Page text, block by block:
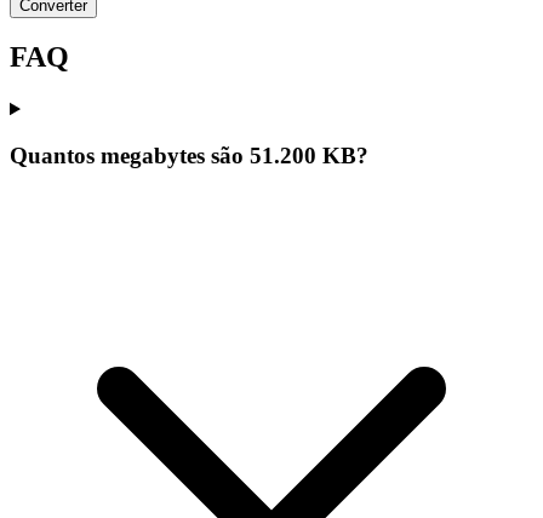
Converter
FAQ
Quantos megabytes são 51.200 KB?